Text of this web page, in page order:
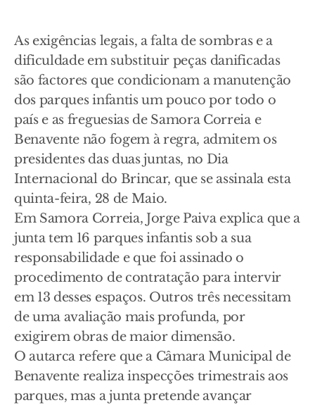
As exigências legais, a falta de sombras e a
dificuldade em substituir peças danificadas
são factores que condicionam a manutenção
dos parques infantis um pouco por todo o
país e as freguesias de Samora Correia e
Benavente não fogem à regra, admitem os
presidentes das duas juntas, no Dia
Internacional do Brincar, que se assinala esta
quinta-feira, 28 de Maio.
Em Samora Correia, Jorge Paiva explica que a
junta tem 16 parques infantis sob a sua
responsabilidade e que foi assinado o
procedimento de contratação para intervir
em 13 desses espaços. Outros três necessitam
de uma avaliação mais profunda, por
exigirem obras de maior dimensão.
O autarca refere que a Câmara Municipal de
Benavente realiza inspecções trimestrais aos
parques, mas a junta pretende avançar